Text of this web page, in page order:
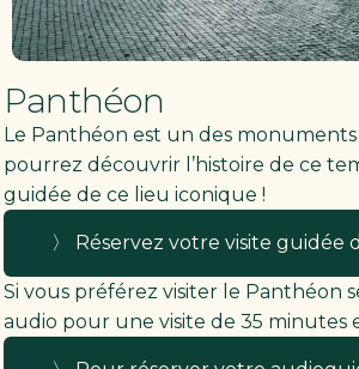
Panthéon
Le Panthéon est un des
pourrez découvrir l’histoire de ce
guidée de ce lieu iconique !
〉 Réservez votre visite guidée
Si vous préférez visiter le Panthéon
audio pour une visite de 35 minutes